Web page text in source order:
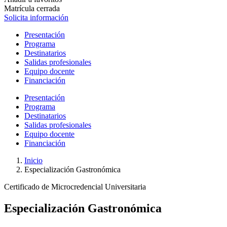
Matrícula cerrada
Solicita información
Presentación
Programa
Destinatarios
Salidas profesionales
Equipo docente
Financiación
Presentación
Programa
Destinatarios
Salidas profesionales
Equipo docente
Financiación
Inicio
Especialización Gastronómica
Certificado de Microcredencial Universitaria
Especialización Gastronómica